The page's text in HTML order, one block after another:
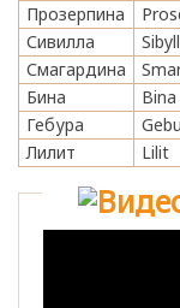
Прозерпина
Сивилла
Смагардина
Бина
Bina
Гебура
Лилит
Lilit